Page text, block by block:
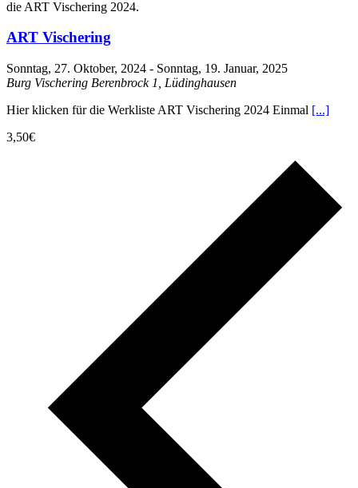
ART Vischering
Sonntag, 27. Oktober, 2024 - Sonntag, 19. Januar, 2025
Burg Vischering Berenbrock 1, Lüdinghausen
Hier klicken für die Werkliste ART Vischering 2024 Einmal [...]
3,50€